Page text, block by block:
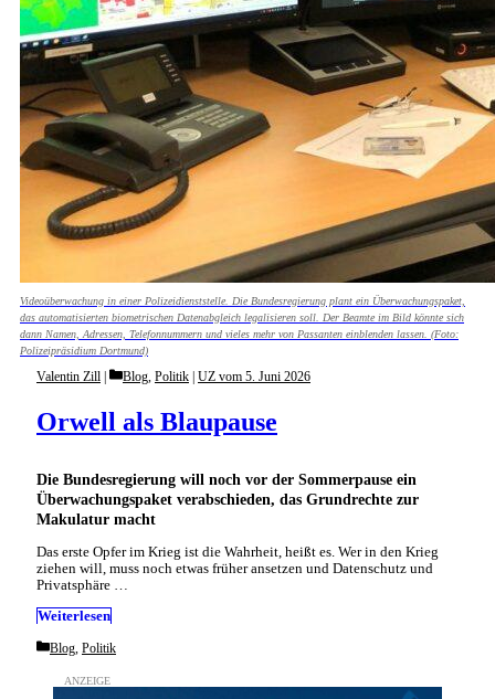
Videoüberwachung in einer Polizeidienststelle. Die Bundesregierung plant ein Überwachungspaket,
das automatisierten biometrischen Datenabgleich legalisieren soll. Der Beamte im Bild könnte sich
dann Namen, Adressen, Telefonnummern und vieles mehr von Passanten einblenden lassen. (Foto:
Polizeipräsidium Dortmund)
Die Bundesregierung will noch vor der Sommerpause ein
Überwachungspaket verabschieden, das Grundrechte zur
Makulatur macht
Orwell als Blaupause
Valentin Zill Categories
Blog, Politik UZ vom 5. Juni 2026
Das erste Opfer im Krieg ist die Wahrheit, heißt es. Wer in den Krieg
ziehen will, muss noch etwas früher ansetzen und Datenschutz und
Privatsphäre …
Weiterlesen
Categories
Blog Politik